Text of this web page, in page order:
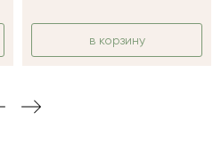
в корзину